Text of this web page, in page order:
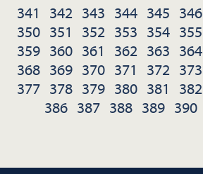
341
342 343 344 345 346
350 351 352 353 354 355
359 360 361 362 363 364
368 369 370 371 372 373
377 378 379 380 381 382
386 387 388 389 390